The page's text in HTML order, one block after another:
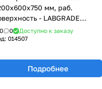
мм, раб.
- LABGRADE
0 0
Доступно к заказу
014507
Подробнее